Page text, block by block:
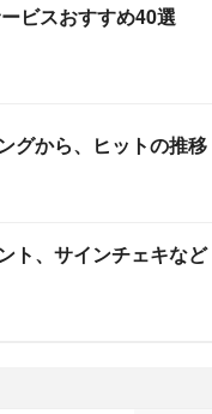
ビスおすすめ40選
グから、ヒットの推移
ト、サインチェキなど